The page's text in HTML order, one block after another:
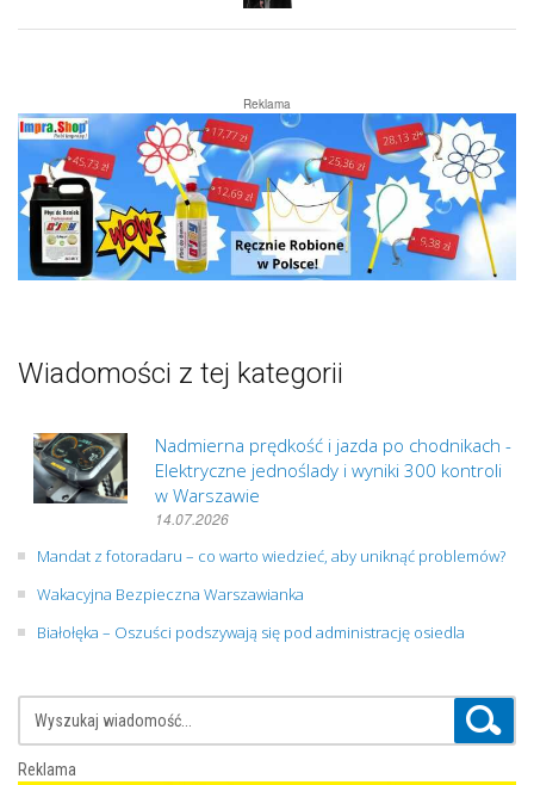
Reklama
Wiadomości z tej kategorii
Nadmierna prędkość i jazda po chodnikach -
Elektryczne jednoślady i wyniki 300 kontroli
w Warszawie
14.07.2026
Mandat z fotoradaru – co warto wiedzieć, aby uniknąć problemów?
Wakacyjna Bezpieczna Warszawianka
Białołęka – Oszuści podszywają się pod administrację osiedla
Reklama